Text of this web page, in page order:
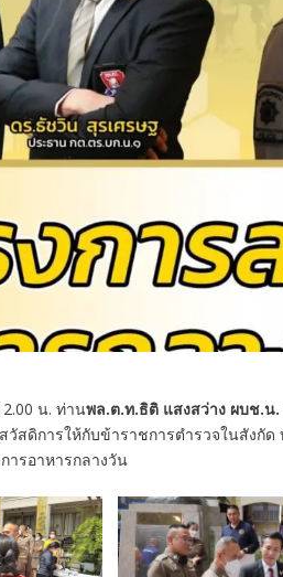
น. ท่านพล.ต.ท.ธิติ แสงสว่าง ผบช.น.
สดิการให้กับข้าราชการตำรวจในสังกั
ารอาหารกลางวัน